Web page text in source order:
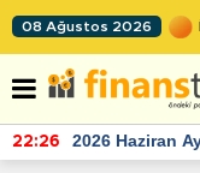
08 Ağustos 2026
22:26 2026 Haziran